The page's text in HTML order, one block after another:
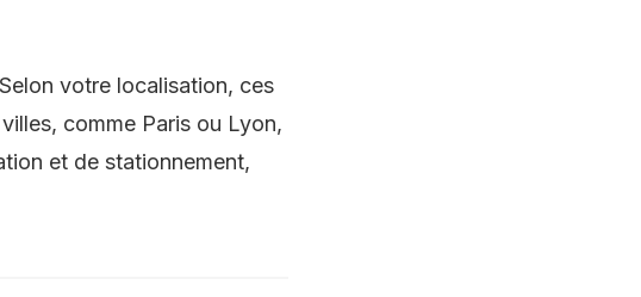
votre localisation, ces
comme Paris ou Lyon,
et de stationnement,